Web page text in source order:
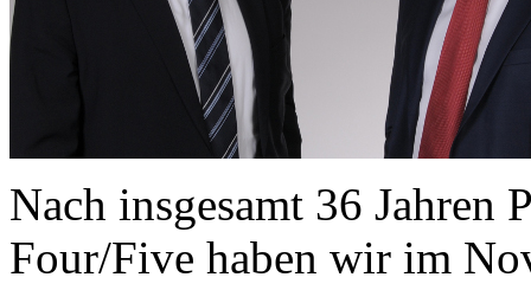
Nach insgesamt 36 Jahren
Four/Five haben wir im